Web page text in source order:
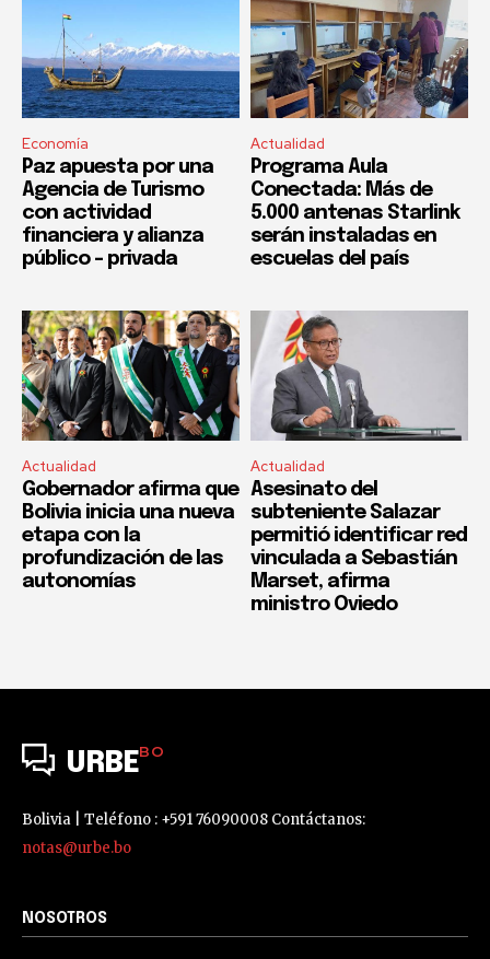
Economía
Paz apuesta por una
Agencia de Turismo
con actividad
financiera y alianza
público – privada
Actualidad
Programa Aula
Conectada: Más de
5.000 antenas Starlink
serán instaladas en
escuelas del país
Actualidad
Gobernador afirma que
Bolivia inicia una nueva
etapa con la
profundización de las
autonomías
Actualidad
Asesinato del
subteniente Salazar
permitió identificar red
vinculada a Sebastián
Marset, afirma
ministro Oviedo
URBEBO
Bolivia | Teléfono : +591 76090008 Contáctanos:
notas@urbe.bo
NOSOTROS